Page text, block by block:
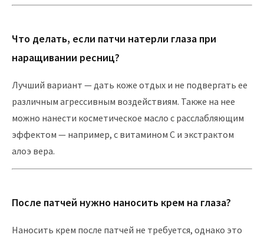
Что делать, если патчи натерли глаза при
наращивании ресниц?
Лучший вариант — дать коже отдых и не подвергать ее
различным агрессивным воздействиям. Также на нее
можно нанести косметическое масло с расслабляющим
эффектом — например, с витамином С и экстрактом
алоэ вера.
После патчей нужно наносить крем на глаза?
Наносить крем после патчей не требуется, однако это